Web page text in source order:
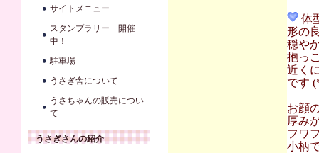
サイトメニュー
スタンプラリー 開催
中！
駐車場
うさぎ舎について
うさちゃんの販売につい
て
うさぎさんの紹介
体
形の
穏や
抱っ
近く
です
お顔
厚み
フワ
小柄